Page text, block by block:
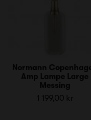
Normann
Amp Lampe Large
Messing
1 199,00 kr